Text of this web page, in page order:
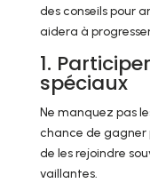
des conseils pour
aidera à
1.
spéciaux
Ne manquez pas
chance de gagner
de les rejoindre
vaillantes.